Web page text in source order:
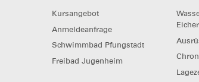
Kursangebot
Anmeldeanfrage
Schwimmbad Pfungstadt
Freibad Jugenheim